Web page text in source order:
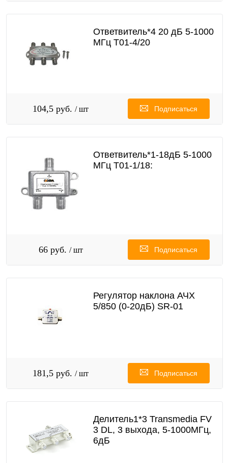
Ответвитель*4 20 дБ 5-1000
МГц T01-4/20
104,5 руб. / шт Подписаться
Ответвитель*1-18дБ 5-1000
МГц T01-1/18:
66 руб. / шт Подписаться
Регулятор наклона АЧХ
5/850 (0-20дБ) SR-01
181,5 руб. / шт Подписаться
Делитель1*3 Transmedia FV
3 DL, 3 выхода, 5-1000МГц,
6дБ